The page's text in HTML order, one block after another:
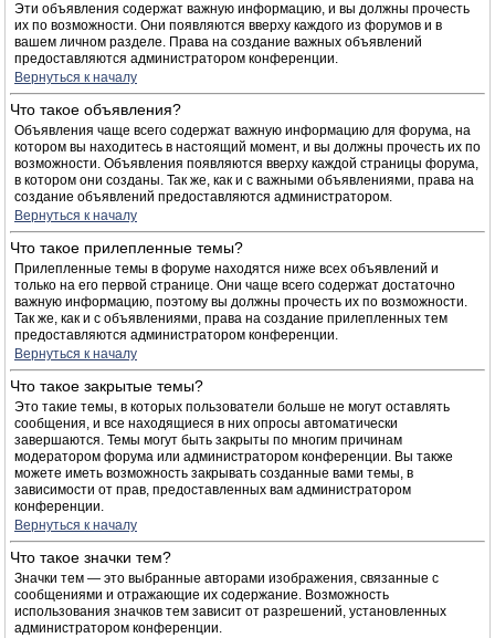
Эти объявления содержат важную информацию, и вы должны прочесть
их по возможности. Они появляются вверху каждого из форумов и в
вашем личном разделе. Права на создание важных объявлений
предоставляются администратором конференции.
Вернуться к началу
Что такое объявления?
Объявления чаще всего содержат важную информацию для форума, на
котором вы находитесь в настоящий момент, и вы должны прочесть их по
возможности. Объявления появляются вверху каждой страницы форума,
в котором они созданы. Так же, как и с важными объявлениями, права на
создание объявлений предоставляются администратором.
Вернуться к началу
Что такое прилепленные темы?
Прилепленные темы в форуме находятся ниже всех объявлений и
только на его первой странице. Они чаще всего содержат достаточно
важную информацию, поэтому вы должны прочесть их по возможности.
Так же, как и с объявлениями, права на создание прилепленных тем
предоставляются администратором конференции.
Вернуться к началу
Что такое закрытые темы?
Это такие темы, в которых пользователи больше не могут оставлять
сообщения, и все находящиеся в них опросы автоматически
завершаются. Темы могут быть закрыты по многим причинам
модератором форума или администратором конференции. Вы также
можете иметь возможность закрывать созданные вами темы, в
зависимости от прав, предоставленных вам администратором
конференции.
Вернуться к началу
Что такое значки тем?
Значки тем — это выбранные авторами изображения, связанные с
сообщениями и отражающие их содержание. Возможность
использования значков тем зависит от разрешений, установленных
администратором конференции.